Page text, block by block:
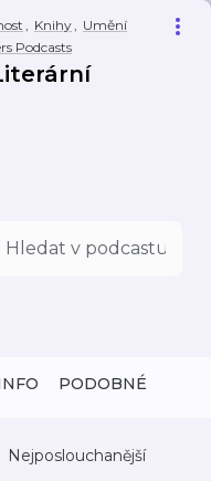
, Knihy, Umění
Podcasts
PODOBNÉ
Nejposlouchanější